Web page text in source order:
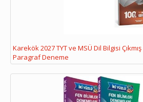
Karekök 2027 TYT ve MSÜ Dil Bilgisi
Paragraf Deneme